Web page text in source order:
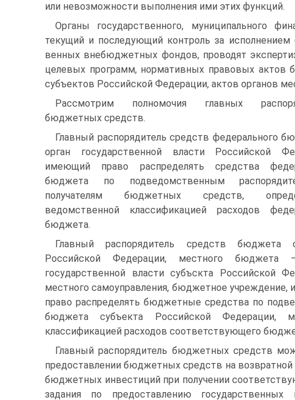
или невоз­можности выполнения ими этих функций.
Органы государственного, муниципального
текущий и последующий контроль за
венных внебюджетных фондов, проводят
целевых программ, норма­тивных правовых актов
субъектов Российской Федерации, актов органов
Рассмотрим полномочия главных
бюджетных средств.
Главный распорядитель средств федерального
орган государственной власти Российской
имеющий право распределять средства
бюджета по подведомственным
получателям бюджетных средств,
ведомственной классификацией расходов
бюджета.
Главный распорядитель средств бюджета
Российской Федерации, местного бюджета
государственной власти субъскта Российской
местного самоуправления, бюд­жетное
право распределять бюджетные сред­ства по
бюджета субъекта Российской Федерации,
классификацией расходов соответствую­щего
Главный распорядитель бюджетных средств
предоставлении бюджетных средств на
бюджетных инвестиций при получении
задания по пре­доставлению